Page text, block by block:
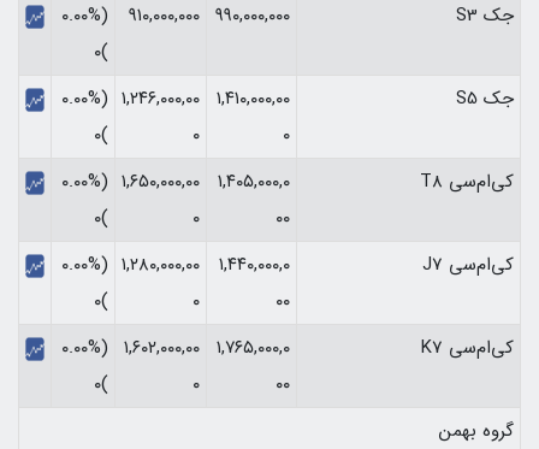
جک S3
۹۹۰,۰۰۰,۰۰۰ ۹۱۰,۰۰۰,۰۰۰
(۰.۰۰%
)۰
جک S5
۱,۴۱۰,۰۰۰,۰۰
۰
۱,۲۴۶,۰۰۰,۰۰
۰
(۰.۰۰%
)۰
کی‌ام‌سی T8
۱,۴۰۵,۰۰۰,۰
۰۰
۱,۶۵۰,۰۰۰,۰۰
۰
(۰.۰۰%
)۰
کی‌ام‌سی J7
۱,۴۴۰,۰۰۰,۰
۰۰
۱,۲۸۰,۰۰۰,۰۰
۰
(۰.۰۰%
)۰
کی‌ام‌سی K7
۱,۷۶۵,۰۰۰,۰
۰۰
۱,۶۰۲,۰۰۰,۰۰
۰
(۰.۰۰%
)۰
گروه بهمن